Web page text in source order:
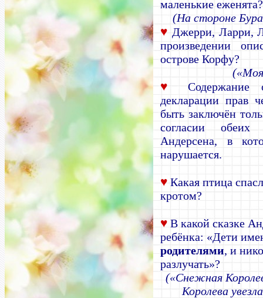
маленькие еженята?
(На стороне
♥ Джерри, Ларри,
произведении
острове Корфу?
♥
Содержание
декларации прав
быть заключён
согласии обеих
Андерсена, в
нарушается.
♥ Какая птица
кротом?
♥ В какой сказке
ребёнка: «Дети
родителями, и
разлучать»?
(«Снежная
Королева